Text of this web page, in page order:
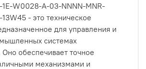
W0028-A-03-NNNN-MNR-
- это техническое
для управления и
системах
Оно обеспечивает точное
механизмами и